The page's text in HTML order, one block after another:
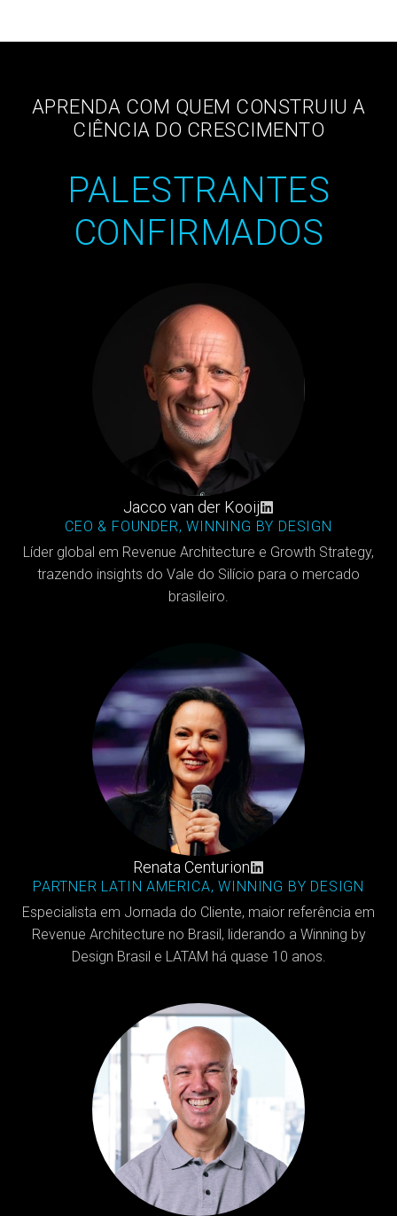
APRENDA COM QUEM CONSTRUIU A
CIÊNCIA DO CRESCIMENTO
PALESTRANTES
CONFIRMADOS
Jacco van der Kooij
CEO & FOUNDER, WINNING BY DESIGN
Líder global em Revenue Architecture e Growth Strategy,
trazendo insights do Vale do Silício para o mercado
brasileiro.
Renata Centurion
PARTNER LATIN AMERICA, WINNING BY DESIGN
Especialista em Jornada do Cliente, maior referência em
Revenue Architecture no Brasil, liderando a Winning by
Design Brasil e LATAM há quase 10 anos.